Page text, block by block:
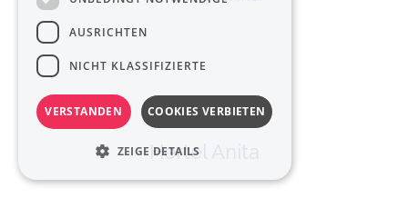
Hertel Anita
AUSRICHTEN
NICHT KLASSIFIZIERTE
VERSTANDEN COOKIES VERBIETEN
ZEIGE DETAILS